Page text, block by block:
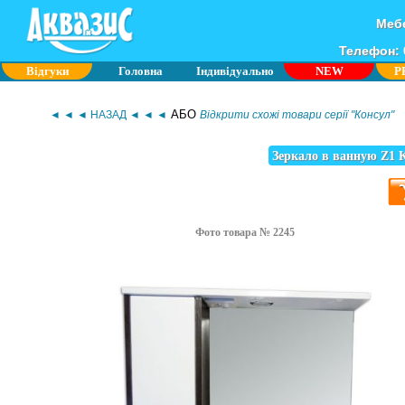
Телефон:
Відгуки Головна Індивідуально NEW
◄ ◄ ◄ НАЗАД ◄ ◄ ◄ АБО Відкрити схожі товари серії "Консул"
Зеркало в ванную Z1
Фото товара № 2245